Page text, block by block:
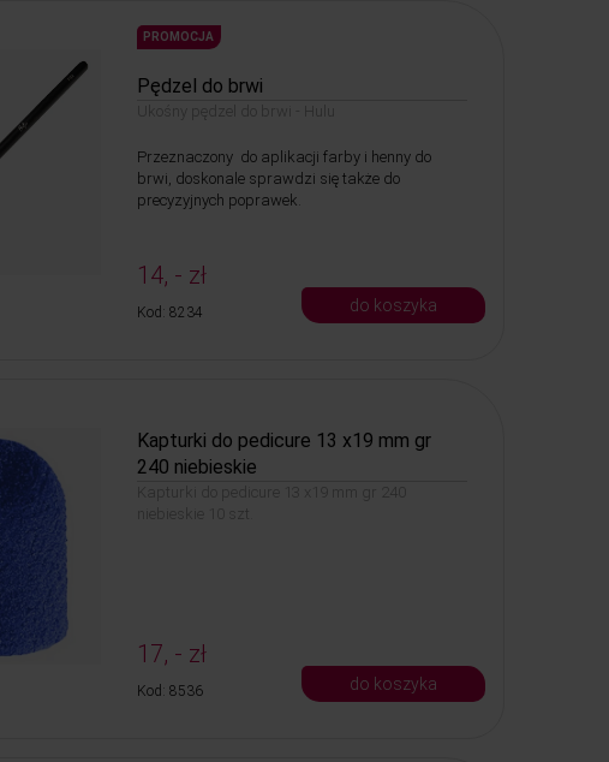
PROMOCJA
Pędzel do brwi
Ukośny pędzel do brwi - Hulu
Przeznaczony do aplikacji farby i henny do
brwi, doskonale sprawdzi się także do
precyzyjnych poprawek.
14, - zł
Kod: 8234 do koszyka
Kapturki do pedicure 13 x19 mm gr
240 niebieskie
Kapturki do pedicure 13 x19 mm gr 240
niebieskie 10 szt.
17, - zł
Kod: 8536 do koszyka